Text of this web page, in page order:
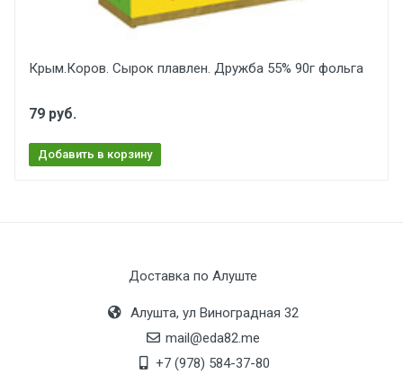
Крым.Коров. Сырок плавлен. Дружба 55% 90г фольга
79 руб.
Добавить в корзину
Доставка по Алуште
Алушта, ул Виноградная 32
mail@eda82.me
+7 (978) 584-37-80